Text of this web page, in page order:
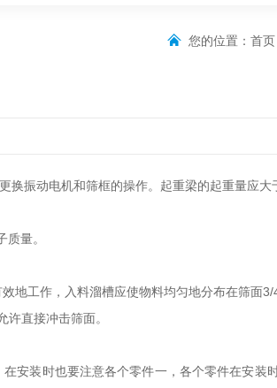
您的位置： 首页
振动电机和筛框的操作。起重梁的起重量应大
量。
地工作，入料溜槽应使物料均匀地分布在筛面
直接冲击筛面。
安装时也要注意各个零件一，各个零件在安装